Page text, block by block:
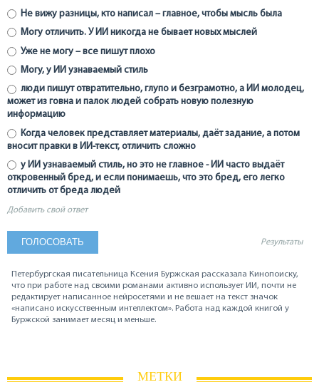
Не вижу разницы, кто написал – главное, чтобы мысль была
Могу отличить. У ИИ никогда не бывает новых мыслей
Уже не могу – все пишут плохо
Могу, у ИИ узнаваемый стиль
люди пишут отвратительно, глупо и безграмотно, а ИИ молодец,
может из говна и палок людей собрать новую полезную
информацию
Когда человек представляет материалы, даёт задание, а потом
вносит правки в ИИ-текст, отличить сложно
у ИИ узнаваемый стиль, но это не главное - ИИ часто выдаёт
откровенный бред, и если понимаешь, что это бред, его легко
отличить от бреда людей
Добавить свой ответ
Результаты
Петербургская писательница Ксения Буржская рассказала Кинопоиску,
что при работе над своими романами активно использует ИИ, почти не
редактирует написанное нейросетями и не вешает на текст значок
«написано искусственным интеллектом». Работа над каждой книгой у
Буржской занимает месяц и меньше.
МЕТКИ